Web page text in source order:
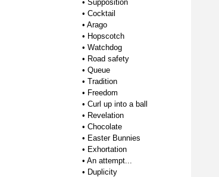
• Supposition
• Cocktail
• Arago
• Hopscotch
• Watchdog
• Road safety
• Queue
• Tradition
• Freedom
• Curl up into a ball
• Revelation
• Chocolate
• Easter Bunnies
• Exhortation
• An attempt...
• Duplicity